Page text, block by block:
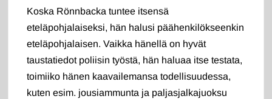
Koska Rönnbacka tuntee itsensä
eteläpohjalaiseksi, hän halusi päähenkilökseenkin
eteläpohjalaisen. Vaikka hänellä on hyvät
taustatiedot poliisin työstä, hän haluaa itse testata,
toimiiko hänen kaavailemansa todellisuudessa,
kuten esim. jousiammunta ja paljasjalkajuoksu